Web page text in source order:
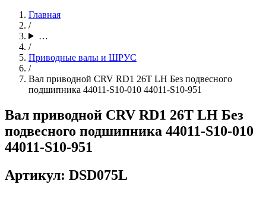
Главная
/
…
/
Приводные валы и ШРУС
/
Вал приводной CRV RD1 26T LH Без подвесного
подшипника 44011-S10-010 44011-S10-951
Вал приводной CRV RD1 26T LH Без
подвесного подшипника 44011-S10-010
44011-S10-951
Артикул: DSD075L